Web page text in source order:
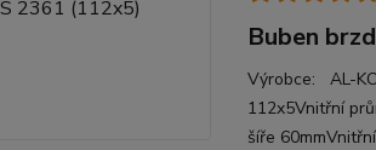
Buben
Výrobce: AL-
112x5Vnitřní
šíře